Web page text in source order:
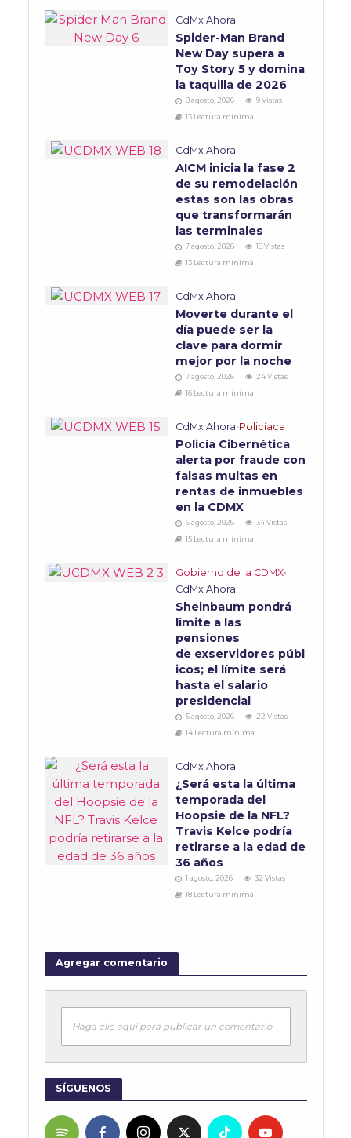
CdMx Ahora
Spider-Man Brand
New Day supera a
Toy Story 5 y domina
la taquilla de 2026
8 agosto, 2026
9 Vistas
13 Lectura mínima
CdMx Ahora
AICM inicia la fase 2
de su remodelación
estas son las obras
que transformarán
las terminales
7 agosto, 2026
18 Vistas
13 Lectura mínima
CdMx Ahora
Moverte durante el
día puede ser la
clave para dormir
mejor por la noche
7 agosto, 2026
24 Vistas
16 Lectura mínima
CdMx Ahora•Policíaca
Policía Cibernética
alerta por fraude con
falsas multas en
rentas de inmuebles
en la CDMX
6 agosto, 2026
34 Vistas
15 Lectura mínima
Gobierno de la CDMX•
CdMx Ahora
Sheinbaum pondrá
límite a las
pensiones
de exservidores públ
icos; el límite será
hasta el salario
presidencial
5 agosto, 2026
22 Vistas
14 Lectura mínima
CdMx Ahora
¿Será esta la última
temporada del
Hoopsie de la NFL?
Travis Kelce podría
retirarse a la edad de
36 años
1 agosto, 2026
32 Vistas
18 Lectura mínima
Agregar comentario
Haga clic aquí para publicar un comentario
SÍGUENOS